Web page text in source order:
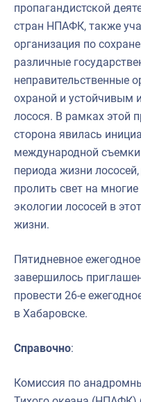
пропагандистской
стран НПАФК, также
организация по
различные
неправительственные
охраной и устойчивым
лосося. В рамках этой
сторона явилась
международной
периода жизни
пролить свет на
экологии лососей в
жизни.
Пятидневное
завершилось
провести 26-е
в Хабаровске.
Справочно:
Комиссия по